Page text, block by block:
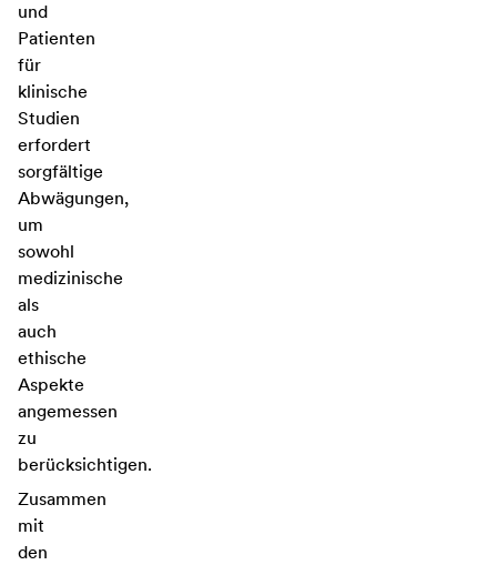
und
Patienten
für
klinische
Studien
erfordert
sorgfältige
Abwägungen,
um
sowohl
medizinische
als
auch
ethische
Aspekte
angemessen
zu
berücksichtigen.
Zusammen
mit
den